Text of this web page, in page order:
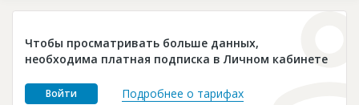
Платные услуги
Пресс-релизы
Чтобы просматривать больше данных,
необходима платная подписка в Личном кабинете
Войти Подробнее о тарифах